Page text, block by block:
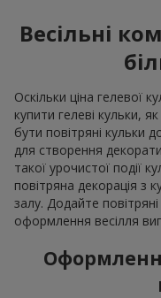
Весільні
Оскільки ціна гелевої
купити гелеві кульки,
бути повітряні кульки
для створення
такої урочистої події
повітряна декорація з
залу. Додайте
оформлення весілля